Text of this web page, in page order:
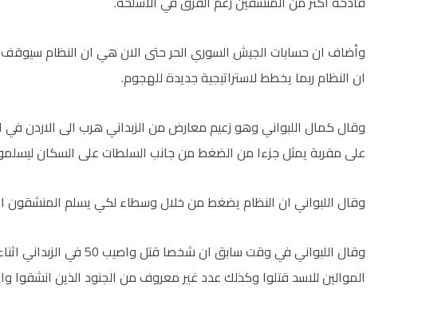
وأضاف ان حسابات الجيش السوري الحر حتى الان هي ان النظام سيوقف
ان النظام ربما يخطط لاستراتيجية جديدة للهجوم.
وقال كمال اللبواني وهو زعيم معارض من الزبداني هرب الى الاردن في
على مقربة يمثل جزءا من الضغط من جانب السلطات على السكان
وقال اللبواني ان النظام يضغط من خلال وسطاء لكي يسلم المنشقون
الموالين للاسد قتلوا وكذلك عدد غير معروف من الجنود الذين انشقوا